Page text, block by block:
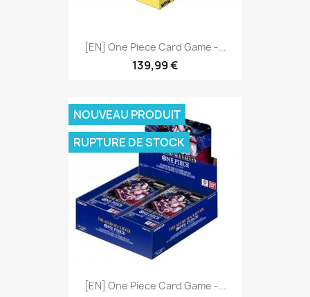
[EN] One Piece Card Game -...
139,99 €
[EN] One Piece Card Game -...
NOUVEAU PRODUIT
RUPTURE DE STOCK